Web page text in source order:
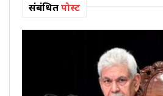
संबंधितपोस्ट